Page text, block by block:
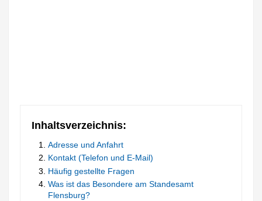
Inhaltsverzeichnis:
Adresse und Anfahrt
Kontakt (Telefon und E-Mail)
Häufig gestellte Fragen
Was ist das Besondere am Standesamt
Flensburg?